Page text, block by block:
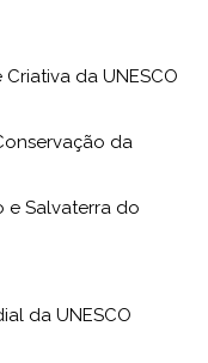
da UNESCO
da
e Salvaterra do
da UNESCO